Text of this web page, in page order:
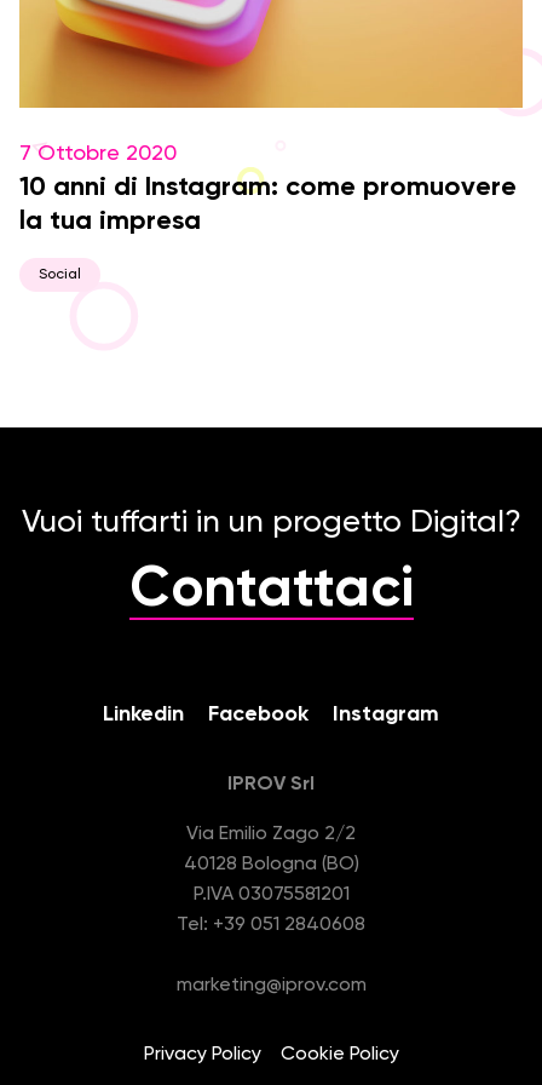
7 Ottobre 2020
10 anni di Instagram: come promuovere
la tua impresa
Social
Vuoi tuffarti in un progetto Digital?
Contattaci
Linkedin Facebook Instagram
IPROV Srl
Via Emilio Zago 2/2
40128 Bologna (BO)
P.IVA 03075581201
Tel: +39 051 2840608
marketing@iprov.com
Privacy Policy Cookie Policy